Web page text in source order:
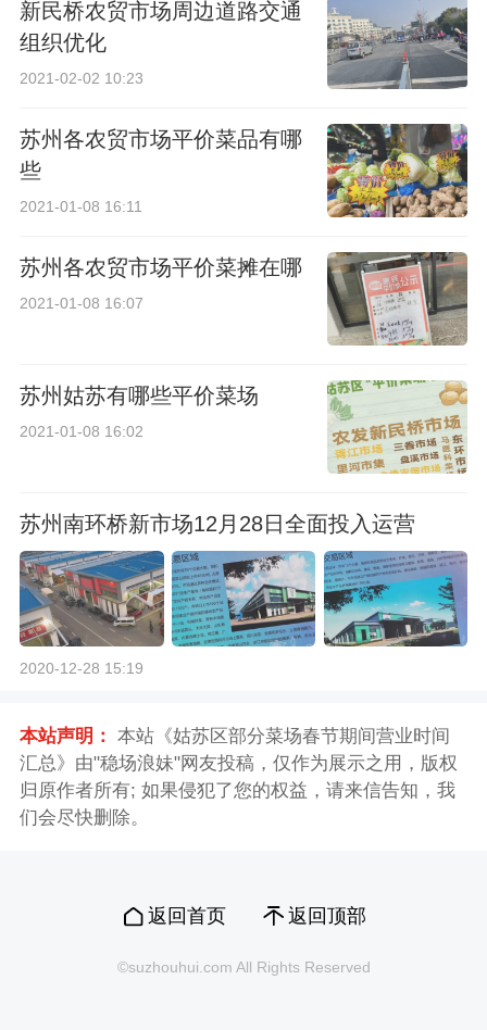
新民桥农贸市场周边道路交通
组织优化
2021-02-02 10:23
苏州各农贸市场平价菜品有哪
些
2021-01-08 16:11
苏州各农贸市场平价菜摊在哪
2021-01-08 16:07
苏州姑苏有哪些平价菜场
2021-01-08 16:02
苏州南环桥新市场12月28日全面投入运营
2020-12-28 15:19
本站声明： 本站《姑苏区部分菜场春节期间营业时间
汇总》由"稳场浪妹"网友投稿，仅作为展示之用，版权
归原作者所有; 如果侵犯了您的权益，请来信告知，我
们会尽快删除。
返回首页 返回顶部
©suzhouhui.com All Rights Reserved